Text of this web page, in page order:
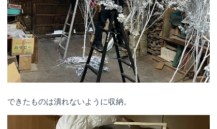
できたものは潰れないように収納。